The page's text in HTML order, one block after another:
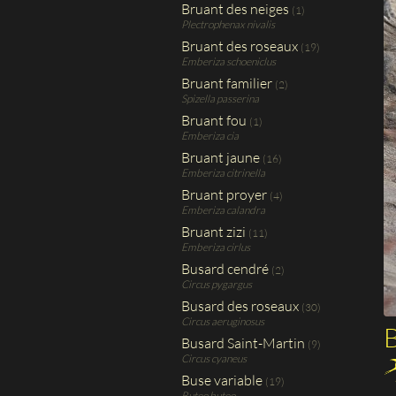
Bruant des neiges (1)
Plectrophenax nivalis
Bruant des roseaux (19)
Emberiza schoeniclus
Bruant familier (2)
Spizella passerina
Bruant fou (1)
Emberiza cia
Bruant jaune (16)
Emberiza citrinella
Bruant proyer (4)
Emberiza calandra
Bruant zizi (11)
Emberiza cirlus
Busard cendré (2)
Circus pygargus
Busard des roseaux (30)
Circus aeruginosus
Busard Saint-Martin (9)
Circus cyaneus
Buse variable (19)